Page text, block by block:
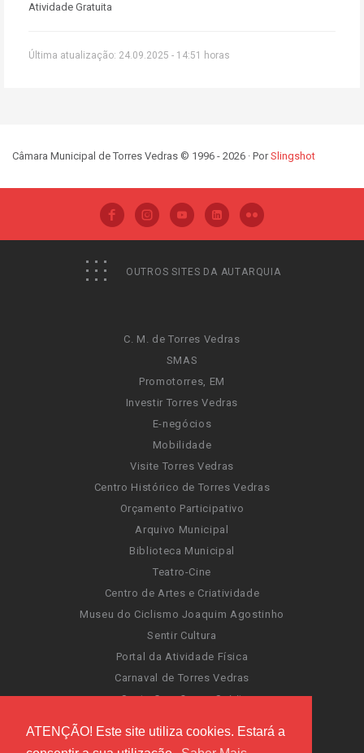
ATENÇÃO! Este site utiliza cookies. Estará a
Atividade Gratuita
Última atualização: 24.09.2025 - 14:51 horas
Câmara Municipal de Torres Vedras © 1996 - 2026 · PorSlingshot
OUTROS SITES DA AUTARQUIA
C. M. de Torres Vedras
SMAS
Promotorres, EM
Investir Torres Vedras
E-negócios
Mobilidade
Visite Torres Vedras
Centro Histórico de Torres Vedras
Orçamento Participativo
Arquivo Municipal
Biblioteca Municipal
Teatro-Cine
Centro de Artes e Criatividade
Museu do Ciclismo Joaquim Agostinho
Sentir Cultura
Portal da Atividade Física
Carnaval de Torres Vedras
Santa Cruz Ocean Spirit